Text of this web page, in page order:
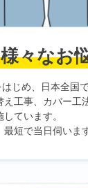
様々なお
じめ、日本全国
工事、カバー
ています。
短で当日伺い